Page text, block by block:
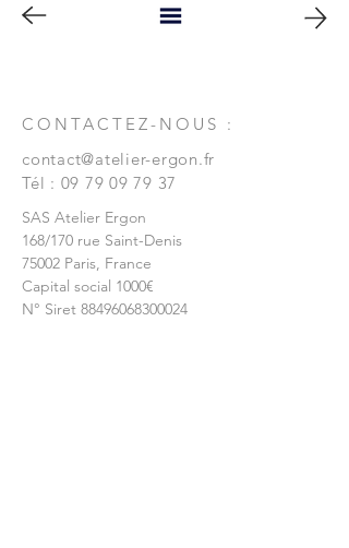
CONTACTEZ-NOUS :
contact@atelier-ergon.fr
Tél : 09 79 09 79 37
SAS Atelier Ergon
168/170 rue Saint-Denis
75002 Paris, France
Capital social 1000€
N° Siret 88496068300024